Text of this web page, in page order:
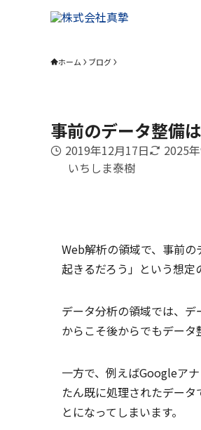
ホーム ブログ
事前のデータ整備
2019年12月17日
2025
いちしま泰樹
Web解析の領域で、事前
起きるだろう」という想定
データ分析の領域では、
からこそ後からでもデータ
一方で、例えばGoogleア
たん既に処理されたデー
とになってしまいます。